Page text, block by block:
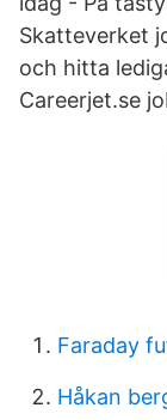
Skatteverket
och hitta
Careerjet.se
Faraday
Håkan